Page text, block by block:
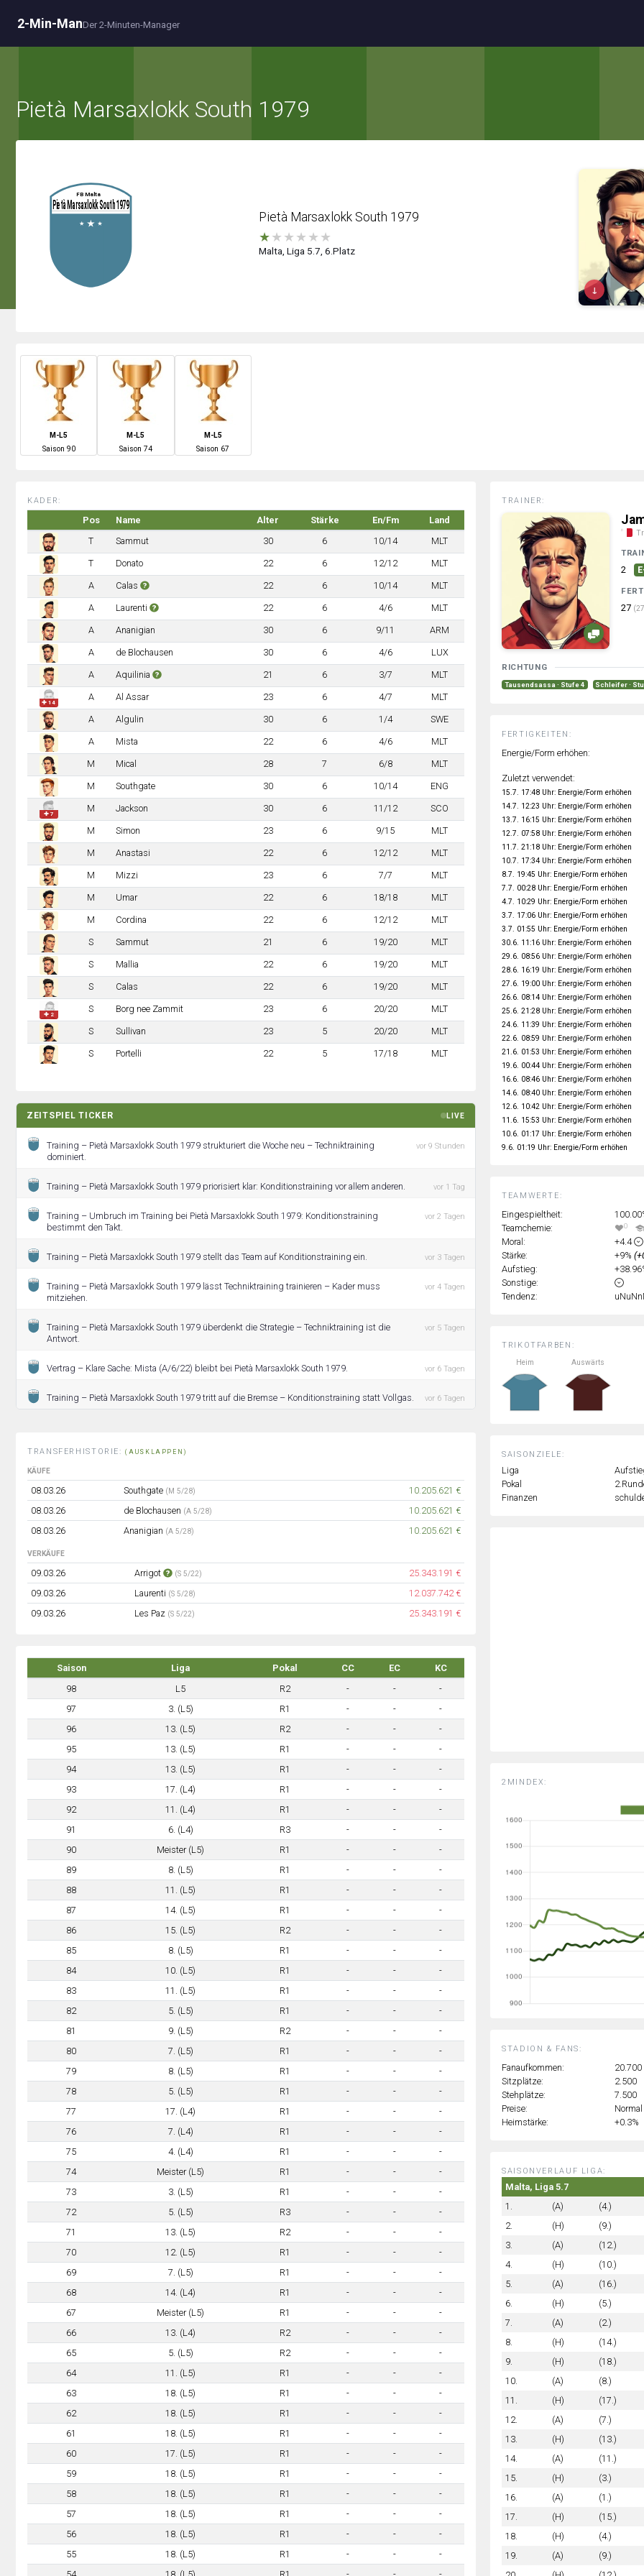
2-Min-ManDer 2-Minuten-Manager
Pietà Marsaxlokk South 1979
Pietà Marsaxlokk South 1979
★★ ★ ★ ★ ★
Malta, Liga 5.7, 6.Platz
↓
M-L5
Saison 90
M-L5
Saison 74
M-L5
Saison 67
KADER:
Pos Name Alter Stärke En/Fm
Land
T
Sammut 30 6 10/14 MLT
T Donato 22 6 12/12 MLT
A Calas 22 6 10/14 MLT
A Laurenti 22 6 4/6 MLT
A Ananigian 30 6 9/11 ARM
A de Blochausen 30 6 4/6 LUX
A Aquilinia 21 6 3/7 MLT
✚ 14
A Al Assar 23 6 4/7 MLT
A Algulin 30 6 1/4 SWE
A Mista 22 6 4/6 MLT
M Mical 28 7 6/8 MLT
M Southgate 30 6 10/14 ENG
✚ 7
M Jackson 30 6 11/12 SCO
M Simon 23 6 9/15 MLT
M Anastasi 22 6 12/12 MLT
M Mizzi 23 6 7/7 MLT
M Umar 22 6 18/18 MLT
M Cordina 22 6 12/12 MLT
S Sammut 21 6 19/20 MLT
S Mallia 22 6 19/20 MLT
S Calas 22 6 19/20 MLT
✚ 2
S Borg nee Zammit 23 6 20/20 MLT
S Sullivan 23 5 20/20 MLT
S Portelli 22 5 17/18 MLT
ZEITSPIEL TICKER LIVE
Training – Pietà Marsaxlokk South 1979 strukturiert die Woche neu – Techniktraining
dominiert.
vor 9 Stunden
Training – Pietà Marsaxlokk South 1979 priorisiert klar: Konditionstraining vor allem anderen. vor 1 Tag
Training – Umbruch im Training bei Pietà Marsaxlokk South 1979: Konditionstraining
bestimmt den Takt.
vor 2 Tagen
Training – Pietà Marsaxlokk South 1979 stellt das Team auf Konditionstraining ein. vor 3 Tagen
Training – Pietà Marsaxlokk South 1979 lässt Techniktraining trainieren – Kader muss
mitziehen.
vor 4 Tagen
Training – Pietà Marsaxlokk South 1979 überdenkt die Strategie – Techniktraining ist die
Antwort.
vor 5 Tagen
Vertrag – Klare Sache: Mista (A/6/22) bleibt bei Pietà Marsaxlokk South 1979. vor 6 Tagen
Training – Pietà Marsaxlokk South 1979 tritt auf die Bremse – Konditionstraining statt Vollgas. vor 6 Tagen
TRANSFERHISTORIE:(AUSKLAPPEN)
KÄUFE
08.03.26 Southgate (M 5/28)
10.205.621 €
08.03.26
de Blochausen (A 5/28)
10.205.621 €
08.03.26
Ananigian (A 5/28) 10.205.621 €
VERKÄUFE
09.03.26 Arrigot (S 5/22)
25.343.191 €
09.03.26
Laurenti (S 5/28)
12.037.742 €
09.03.26
Les Paz (S 5/22) 25.343.191 €
Saison Liga Pokal CC EC
KC
98
L5 R2 - -
-
97
3. (L5) R1 - -
-
96
13. (L5) R2 - -
-
95
13. (L5) R1 - -
-
94
13. (L5) R1 - -
-
93
17. (L4) R1 - -
-
92
11. (L4) R1 - -
-
91
6. (L4) R3 - -
-
90
Meister (L5) R1 - -
-
89
8. (L5) R1 - -
-
88
11. (L5) R1 - -
-
87
14. (L5) R1 - -
-
86
15. (L5) R2 - -
-
85
8. (L5) R1 - -
-
84
10. (L5) R1 - -
-
83
11. (L5) R1 - -
-
82
5. (L5) R1 - -
-
81
9. (L5) R2 - -
-
80
7. (L5) R1 - -
-
79
8. (L5) R1 - -
-
78
5. (L5) R1 - -
-
77
17. (L4) R1 - -
-
76
7. (L4) R1 - -
-
75
4. (L4) R1 - -
-
74
Meister (L5) R1 - -
-
73
3. (L5) R1 - -
-
72
5. (L5) R3 - -
-
71
13. (L5) R2 - -
-
70
12. (L5) R1 - -
-
69
7. (L5) R1 - -
-
68
14. (L4) R1 - -
-
67
Meister (L5) R1 - -
-
66
13. (L4) R2 - -
-
65
5. (L5) R2 - -
-
64
11. (L5) R1 - -
-
63
18. (L5) R1 - -
-
62
18. (L5) R1 - -
-
61
18. (L5) R1 - -
-
60
17. (L5) R1 - -
-
59
18. (L5) R1 - -
-
58
18. (L5) R1 - -
-
57
18. (L5) R1 - -
-
56
18. (L5) R1 - -
-
55
18. (L5) R1 - -
-
TRIKOTFARBEN:
Heim
Auswärts
SAISONZIELE:
Liga
Pokal
Finanzen
2MINDEX:
TEAMWERTE:
Eingespieltheit:
Teamchemie:
0
Moral:
+4.4
Stärke:
+9%
Aufstieg:
Sonstige:
Tendenz:
TRAINER:
2
27
RICHTUNG
Tausendsassa · Stufe 4 Schleifer ·
FERTIGKEITEN:
Energie/Form erhöhen:
Zuletzt verwendet:
15.7. 17:48 Uhr: Energie/Form erhöhen
14.7. 12:23 Uhr: Energie/Form erhöhen
13.7. 16:15 Uhr: Energie/Form erhöhen
12.7. 07:58 Uhr: Energie/Form erhöhen
11.7. 21:18 Uhr: Energie/Form erhöhen
10.7. 17:34 Uhr: Energie/Form erhöhen
8.7. 19:45 Uhr: Energie/Form erhöhen
7.7. 00:28 Uhr: Energie/Form erhöhen
4.7. 10:29 Uhr: Energie/Form erhöhen
3.7. 17:06 Uhr: Energie/Form erhöhen
3.7. 01:55 Uhr: Energie/Form erhöhen
30.6. 11:16 Uhr: Energie/Form erhöhen
29.6. 08:56 Uhr: Energie/Form erhöhen
28.6. 16:19 Uhr: Energie/Form erhöhen
27.6. 19:00 Uhr: Energie/Form erhöhen
26.6. 08:14 Uhr: Energie/Form erhöhen
25.6. 21:28 Uhr: Energie/Form erhöhen
24.6. 11:39 Uhr: Energie/Form erhöhen
22.6. 08:59 Uhr: Energie/Form erhöhen
21.6. 01:53 Uhr: Energie/Form erhöhen
19.6. 00:44 Uhr: Energie/Form erhöhen
16.6. 08:46 Uhr: Energie/Form erhöhen
14.6. 08:40 Uhr: Energie/Form erhöhen
12.6. 10:42 Uhr: Energie/Form erhöhen
11.6. 15:53 Uhr: Energie/Form erhöhen
10.6. 01:17 Uhr: Energie/Form erhöhen
9.6. 01:19 Uhr: Energie/Form erhöhen
STADION & FANS:
Fanaufkommen:
20.700
Sitzplätze:
2.500
Stehplätze:
7.500
Preise:
Normal
Heimstärke:
+0.3%
SAISONVERLAUF LIGA:
Malta, Liga 5.7
1.
(A) (4.)
2.
(H) (9.)
3.
(A) (12.)
4.
(H) (10.)
5.
(A) (16.)
6.
(H) (5.)
7.
(A) (2.)
8.
(H) (14.)
9.
(H) (18.)
10.
(A) (8.)
11.
(H) (17.)
12.
(A) (7.)
13.
(H) (13.)
14.
(A) (11.)
15.
(H) (3.)
16.
(A) (1.)
17.
(H) (15.)
18.
(H) (4.)
19.
(A) (9.)